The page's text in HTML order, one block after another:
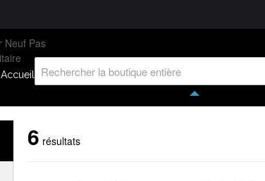
Accueil L'entreprise Savoir-faire
6 résultats